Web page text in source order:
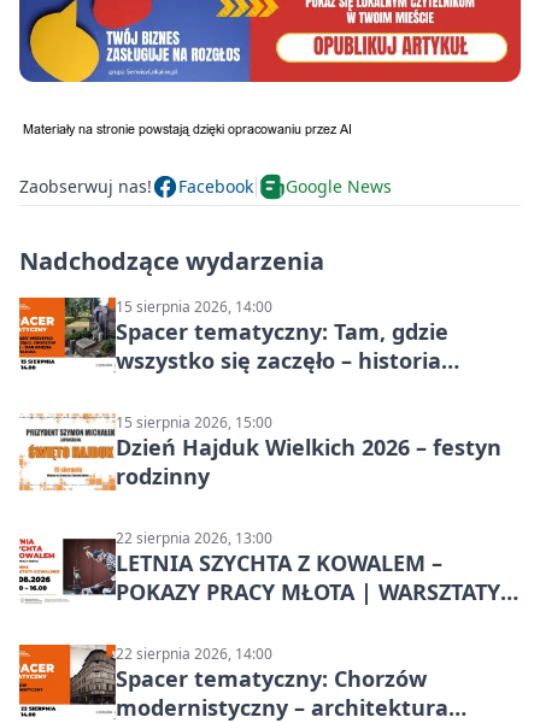
Zaobserwuj nas! Facebook Google News
Nadchodzące wydarzenia
15 sierpnia 2026, 14:00
Spacer tematyczny: Tam, gdzie
wszystko się zaczęło – historia
15 sierpnia 2026, 15:00
Dzień Hajduk Wielkich 2026 – festyn
rodzinny
22 sierpnia 2026, 13:00
LETNIA SZYCHTA Z KOWALEM –
POKAZY PRACY MŁOTA | WARSZTATY
22 sierpnia 2026, 14:00
Spacer tematyczny: Chorzów
modernistyczny – architektura